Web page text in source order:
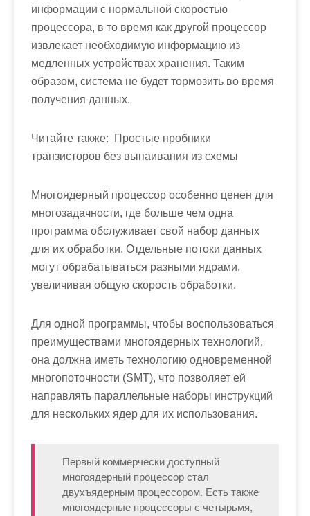
информации с нормальной скоростью
процессора, в то время как другой процессор
извлекает необходимую информацию из
медленных устройствах хранения. Таким
образом, система не будет тормозить во время
получения данных.
Читайте также:
Простые пробники
транзисторов без выпаивания из схемы
Многоядерный процессор особенно ценен для
многозадачности, где больше чем одна
программа обслуживает свой набор данных
для их обработки. Отдельные потоки данных
могут обрабатываться разными ядрами,
увеличивая общую скорость обработки.
Для одной программы, чтобы воспользоваться
преимуществами многоядерных технологий,
она должна иметь технологию одновременной
многопоточности (SMT), что позволяет ей
направлять параллельные наборы инструкций
для нескольких ядер для их использования.
Первый коммерчески доступный
многоядерный процессор стал
двухъядерным процессором. Есть также
многоядерные процессоры с четырьмя,